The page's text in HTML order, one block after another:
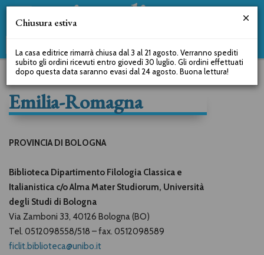
Emilia-Romagna
PROVINCIA DI BOLOGNA
Biblioteca Dipartimento Filologia Classica e
Italianistica c/o Alma Mater Studiorum, Università
degli Studi di Bologna
Via Zamboni 33, 40126 Bologna (BO)
Tel. 0512098558/518 – fax. 0512098589
ficlit.biblioteca@unibo.it
Chiusura estiva
La casa editrice rimarrà chiusa dal 3 al 21 agosto. Verranno spediti
subito gli ordini ricevuti entro giovedì 30 luglio. Gli ordini effettuati
dopo questa data saranno evasi dal 24 agosto. Buona lettura!